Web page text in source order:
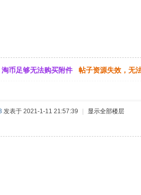
淘币足够无法购买附件 帖子资源失效，无
发表于 2021-1-11 21:57:39 显示全部楼层